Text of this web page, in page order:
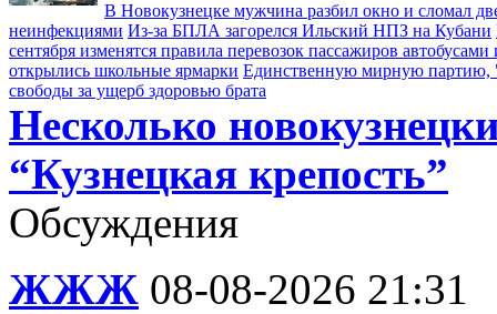
В Новокузнецке мужчина разбил окно и сломал
неинфекциями Из-за БПЛА загорелся Ильский НПЗ на Кубани
сентября изменятся правила перевозок пассажиров автобусами
открылись школьные ярмарки Единственную мирную партию,
свободы за ущерб здоровью брата
Несколько
“Кузнецкая крепость”
Обсуждения
ЖЖЖ 08-08-2026 21:31